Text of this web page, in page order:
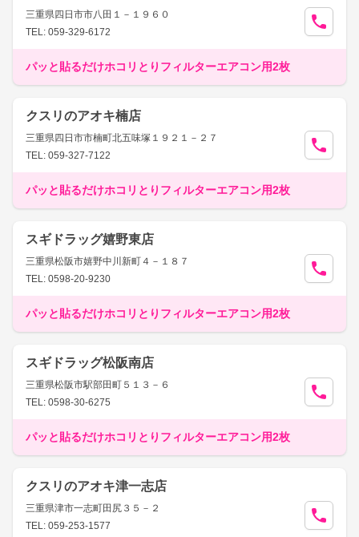
三重県四日市市八田１－１９６０
TEL: 059-329-6172
パッと貼るだけホコリとりフィルターエアコン用2枚
クスリのアオキ楠店
三重県四日市市楠町北五味塚１９２１－２７
TEL: 059-327-7122
パッと貼るだけホコリとりフィルターエアコン用2枚
スギドラッグ嬉野東店
三重県松阪市嬉野中川新町４－１８７
TEL: 0598-20-9230
パッと貼るだけホコリとりフィルターエアコン用2枚
スギドラッグ松阪南店
三重県松阪市駅部田町５１３－６
TEL: 0598-30-6275
パッと貼るだけホコリとりフィルターエアコン用2枚
クスリのアオキ津一志店
三重県津市一志町田尻３５－２
TEL: 059-253-1577